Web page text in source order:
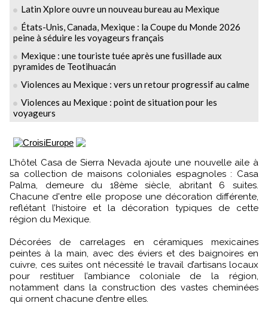
Latin Xplore ouvre un nouveau bureau au Mexique
États-Unis, Canada, Mexique : la Coupe du Monde 2026
peine à séduire les voyageurs français
Mexique : une touriste tuée après une fusillade aux
pyramides de Teotihuacán
Violences au Mexique : vers un retour progressif au calme
Violences au Mexique : point de situation pour les
voyageurs
L’hôtel Casa de Sierra Nevada ajoute une nouvelle aile à
sa collection de maisons coloniales espagnoles : Casa
Palma, demeure du 18ème siècle, abritant 6 suites.
Chacune d'entre elle propose une décoration différente,
reflétant l’histoire et la décoration typiques de cette
région du Mexique.
Décorées de carrelages en céramiques mexicaines
peintes à la main, avec des éviers et des baignoires en
cuivre, ces suites ont nécessité le travail d’artisans locaux
pour restituer l’ambiance coloniale de la région,
notamment dans la construction des vastes cheminées
qui ornent chacune d’entre elles.